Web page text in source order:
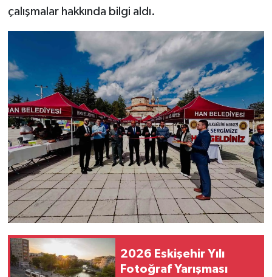
çalışmalar hakkında bilgi aldı.
2026 Eskişehir Yılı
Fotoğraf Yarışması